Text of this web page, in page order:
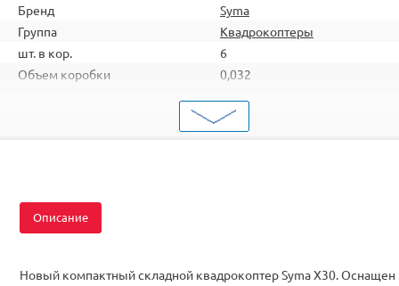
Бренд
Syma
Группа
Квадрокоптеры
шт. в кор.
6
Объем коробки
0,032
Квадрокоптеры
Описание
Новый компактный складной квадрокоптер Syma X30. Оснащен